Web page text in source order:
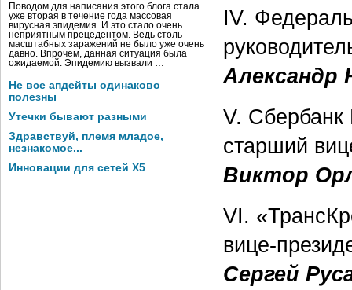
Поводом для написания этого блога стала
уже вторая в течение года массовая
вирусная эпидемия. И это стало очень
неприятным прецедентом. Ведь столь
масштабных заражений не было уже очень
давно. Впрочем, данная ситуация была
ожидаемой. Эпидемию вызвали …
Не все апдейты одинаково
полезны
Утечки бывают разными
Здравствуй, племя младое,
незнакомое...
Инновации для сетей X5
IV.
Александр
V. Сбербанк
старший
Виктор
VI.
вице-
Сергей